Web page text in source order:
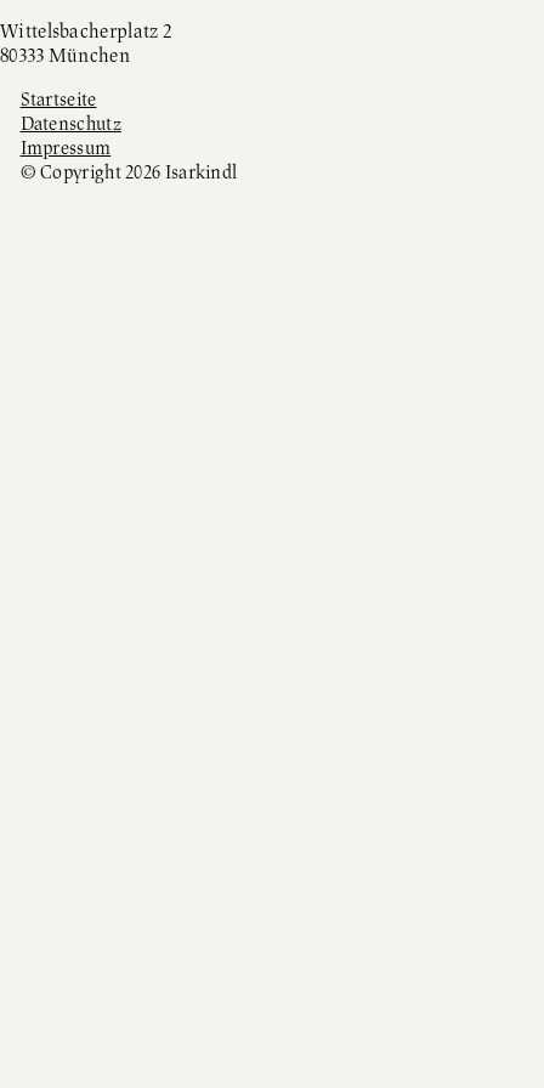
Wittelsbacherplatz 2
80333 München
Startseite
Datenschutz
Impressum
© Copyright 2026 Isarkindl